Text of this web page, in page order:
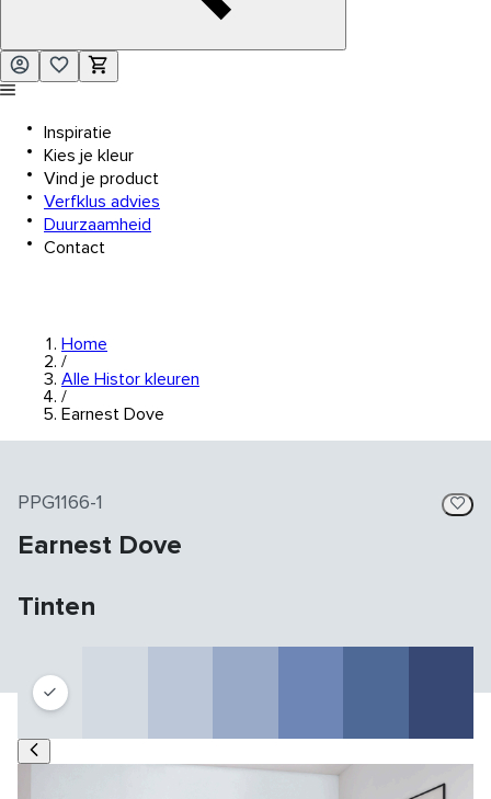
Inspiratie
Kies je kleur
Vind je product
Verfklus advies
Duurzaamheid
Contact
Home
/
Alle Histor kleuren
/
Earnest Dove
PPG1166-1
Earnest Dove
Tinten